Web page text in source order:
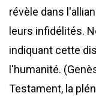
révèle dans
leurs infidélités.
indiquant cette
l'humanité.
Testament, la